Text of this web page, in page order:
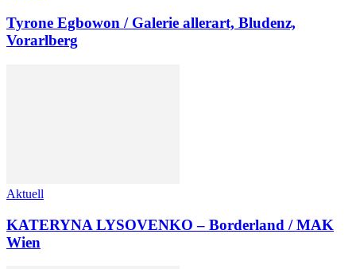
Tyrone Egbowon / Galerie allerart, Bludenz,
Vorarlberg
Aktuell
KATERYNA LYSOVENKO – Borderland / MAK
Wien